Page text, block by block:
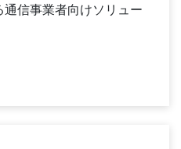
信事業者向けソリュー